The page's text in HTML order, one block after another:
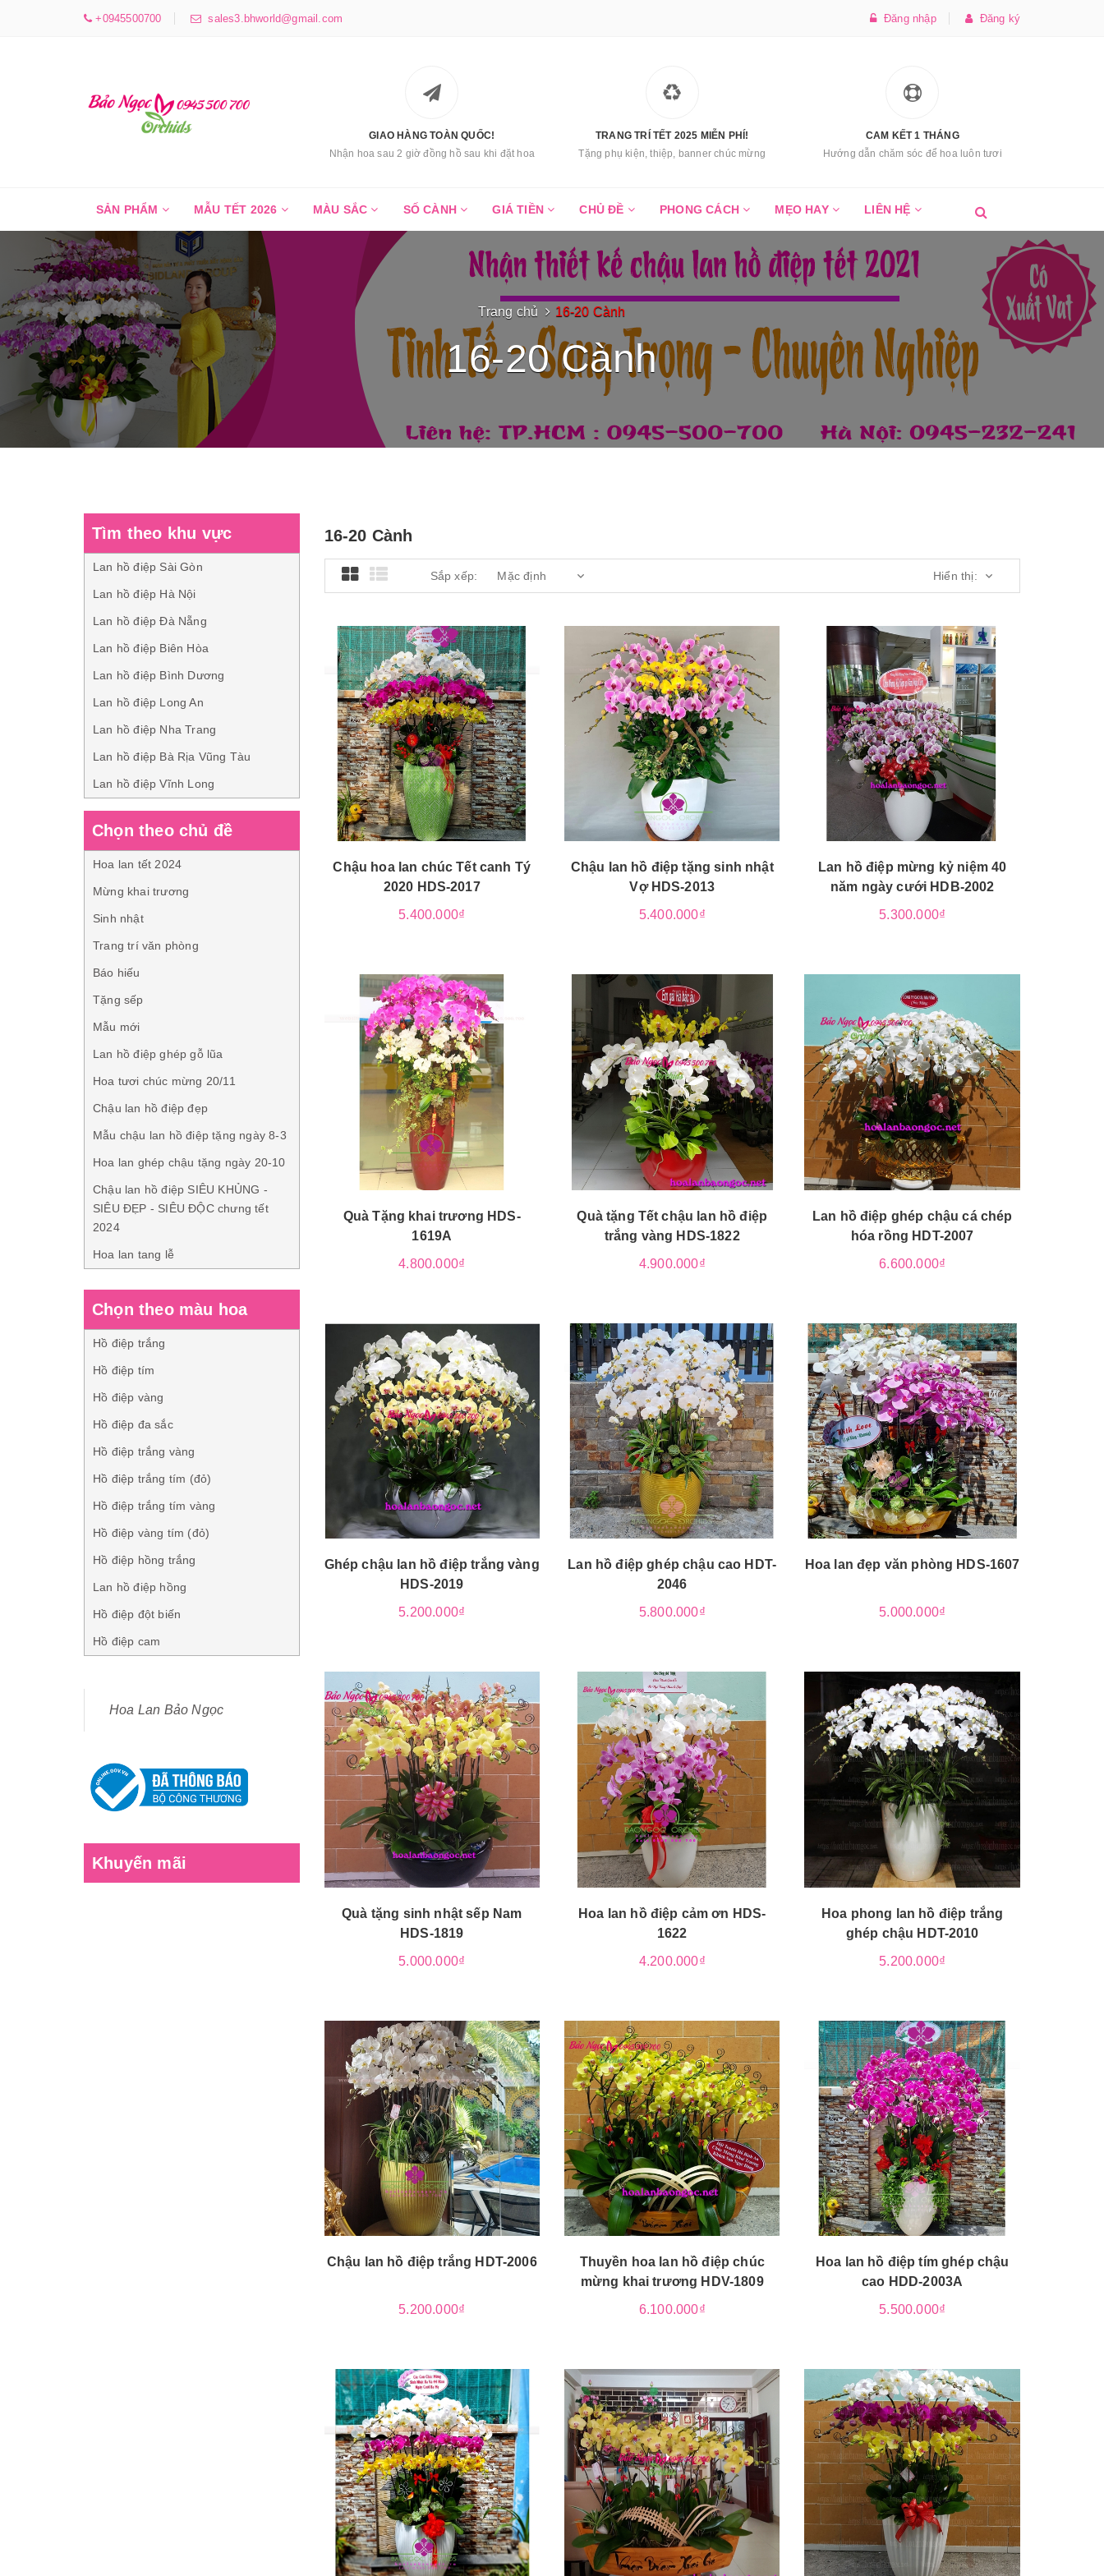
+0945500700 sales3.bhworld@gmail.com Đăng nhập Đăng ký
GIAO HÀNG TOÀN QUỐC!
Nhận hoa sau 2 giờ đồng hồ sau khi đặt hoa
TRANG TRÍ TẾT 2025 MIỄN PHÍ!
Tặng phụ kiện, thiệp, banner chúc mừng
CAM KẾT 1 THÁNG
Hướng dẫn chăm sóc để hoa luôn tươi
SẢN PHẨM MẪU TẾT 2026 MÀU SẮC SỐ CÀNH GIÁ TIỀN CHỦ ĐỀ PHONG CÁCH MẸO HAY LIÊN HỆ
Trang chủ 16-20 Cành
16-20 Cành
16-20 Cành
Sắp xếp:
Chậu hoa lan chúc Tết canh Tý
2020 HDS-2017
5.400.000₫
Chậu lan hồ điệp tặng sinh nhật
Vợ HDS-2013
5.400.000₫
Lan hồ điệp mừng kỷ niệm 40
năm ngày cưới HDB-2002
5.300.000₫
Quà Tặng khai trương HDS-
1619A
4.800.000₫
Quà tặng Tết chậu lan hồ điệp
trắng vàng HDS-1822
4.900.000₫
Lan hồ điệp ghép chậu cá chép
hóa rồng HDT-2007
6.600.000₫
Ghép chậu lan hồ điệp trắng vàng
HDS-2019
5.200.000₫
Lan hồ điệp ghép chậu cao HDT-
2046
5.800.000₫
Hoa lan đẹp văn phòng HDS-1607
5.000.000₫
Quà tặng sinh nhật sếp Nam
HDS-1819
5.000.000₫
Hoa lan hồ điệp cảm ơn HDS-
1622
4.200.000₫
Hoa phong lan hồ điệp trắng
ghép chậu HDT-2010
5.200.000₫
Chậu lan hồ điệp trắng HDT-2006
5.200.000₫
Thuyền hoa lan hồ điệp chúc
mừng khai trương HDV-1809
6.100.000₫
Hoa lan hồ điệp tím ghép chậu
cao HDD-2003A
5.500.000₫
Tìm theo khu vực
Lan hồ điệp Sài Gòn
Lan hồ điệp Hà Nội
Lan hồ điệp Đà Nẵng
Lan hồ điệp Biên Hòa
Lan hồ điệp Bình Dương
Lan hồ điệp Long An
Lan hồ điệp Nha Trang
Lan hồ điệp Bà Rịa Vũng Tàu
Lan hồ điệp Vĩnh Long
Chọn theo chủ đề
Hoa lan tết 2024
Mừng khai trương
Sinh nhật
Trang trí văn phòng
Báo hiếu
Tặng sếp
Mẫu mới
Lan hồ điệp ghép gỗ lũa
Hoa tươi chúc mừng 20/11
Chậu lan hồ điệp đẹp
Mẫu chậu lan hồ điệp tặng ngày 8-3
Hoa lan ghép chậu tặng ngày 20-10
Chậu lan hồ điệp SIÊU KHỦNG -
SIÊU ĐẸP - SIÊU ĐỘC chưng tết
2024
Hoa lan tang lễ
Chọn theo màu hoa
Hồ điệp trắng
Hồ điệp tím
Hồ điệp vàng
Hồ điệp đa sắc
Hồ điệp trắng vàng
Hồ điệp trắng tím (đỏ)
Hồ điệp trắng tím vàng
Hồ điệp vàng tím (đỏ)
Hồ điệp hồng trắng
Lan hồ điệp hồng
Hồ điệp đột biến
Hồ điệp cam
Hoa Lan Bảo Ngọc
Khuyến mãi